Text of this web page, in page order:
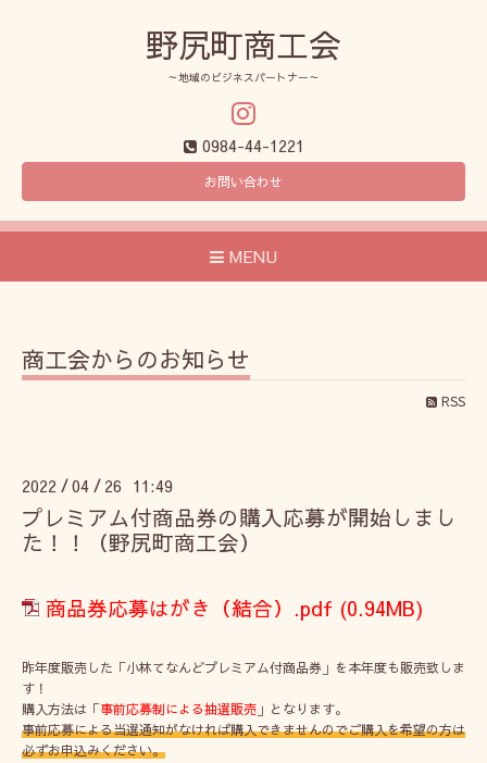
野尻町商工会
～地域のビジネスパートナー～
0984-44-1221
お問い合わせ
MENU
商工会からのお知らせ
RSS
2022 /04 / 26 11:49
プレミアム付商品券の購入応募が開始しまし
た！！（野尻町商工会）
商品券応募はがき（結合）.pdf (0.94MB)
昨年度販売した「小林てなんどプレミアム付商品券」を本年度も販売致しま
す！
購入方法は「事前応募制による抽選販売 」となります。
事前応募による当選通知がなければ購入できませんのでご購入を希望の方は
必ずお申込みください。